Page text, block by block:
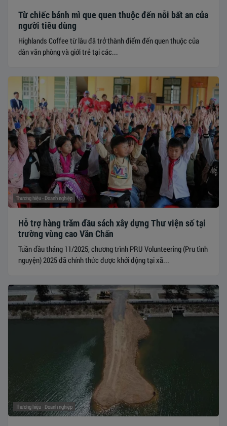
Từ chiếc bánh mì que quen thuộc đến nỗi bất an của
người tiêu dùng
​​​​​​​Highlands Coffee từ lâu đã trở thành điểm đến quen thuộc của
dân văn phòng và giới trẻ tại các...
Thương hiệu - Doanh nghiệp
Hỗ trợ hàng trăm đầu sách xây dựng Thư viện số tại
trường vùng cao Văn Chấn
Tuần đầu tháng 11/2025, chương trình PRU Volunteering (Pru tình
nguyện) 2025 đã chính thức được khởi động tại xã...
Thương hiệu - Doanh nghiệp